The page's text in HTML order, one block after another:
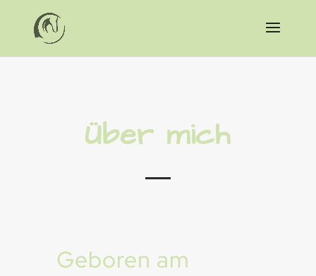
Über mich
Geboren am